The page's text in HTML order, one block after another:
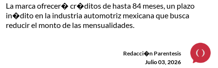
La marca ofrecer� cr�ditos de hasta 84 meses, un plazo
in�dito en la industria automotriz mexicana que busca
reducir el monto de las mensualidades.
Redacci�n Parentesis
Julio 03, 2026